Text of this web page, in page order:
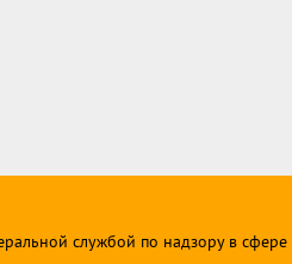
службой по надзору в